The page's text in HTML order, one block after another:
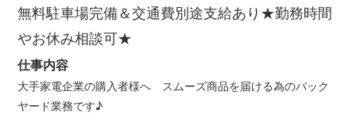
無料駐車場完備＆交通費別途支給あり★勤務時間
やお休み相談可★
仕事内容
大手家電企業の購入者様へ スムーズ商品を届ける為のバック
ヤード業務です♪